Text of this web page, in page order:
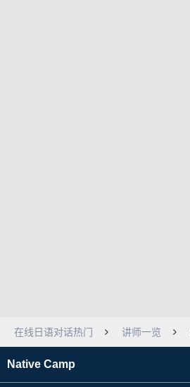
在线日语对话热门 讲师一览
Native Camp